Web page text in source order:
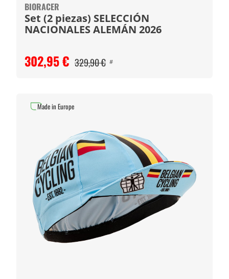
BIORACER
Set (2 piezas) SELECCIÓN
NACIONALES ALEMÁN 2026
302,95 € 329,90 € #
Made in Europe